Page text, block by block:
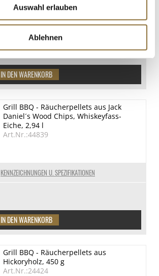
Auswahl erlauben
Ablehnen
KENNZEICHNUNGEN U. SPEZIFIKATIONEN
KENNZEICHNUNGEN U. SPEZIFIKATIONEN
Grill BBQ - Räucherpellets aus Jack
Daniel´s Wood Chips, Whiskeyfass-
Eiche, 2,94 l
Art.Nr.:44839
Grill BBQ - Räucherpellets aus
Hickoryholz, 450 g
Art.Nr.:24424